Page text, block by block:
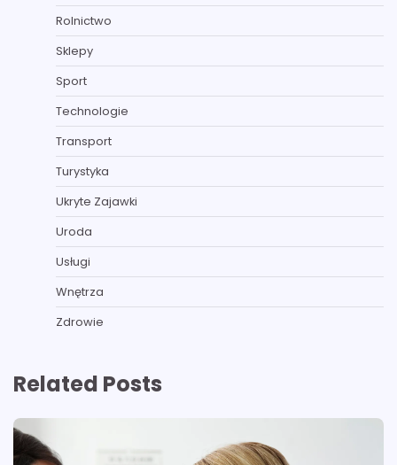
Rolnictwo
Sklepy
Sport
Technologie
Transport
Turystyka
Ukryte Zajawki
Uroda
Usługi
Wnętrza
Zdrowie
Related Posts